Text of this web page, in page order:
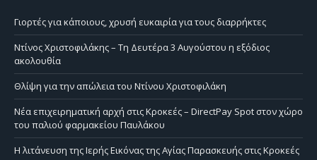
Γιορτές για κάποιους, χρυσή ευκαιρία για τους διαρρήκτες
Ντίνος Χριστοφιλάκης – Τη Δευτέρα 3 Αυγούστου η εξόδιος
ακολουθία
Θλίψη για την απώλεια του Ντίνου Χριστοφιλάκη
Νέα επιχειρηματική αρχή στις Κροκεές – DirectPay Spot στον χώρο
του παλιού φαρμακείου Παυλάκου
Η λιτάνευση της Ιερής Εικόνας της Αγίας Παρασκευής στις Κροκεές